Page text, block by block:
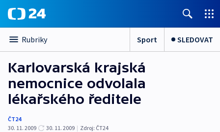
Rubriky Sport SLEDOVAT
Karlovarská krajská
nemocnice odvolala
lékařského ředitele
ČT24
30. 11. 2009
30. 11. 2009 | Zdroj: ČT24